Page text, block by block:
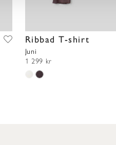
Ribbad T-shirt
Juni
1 299 kr